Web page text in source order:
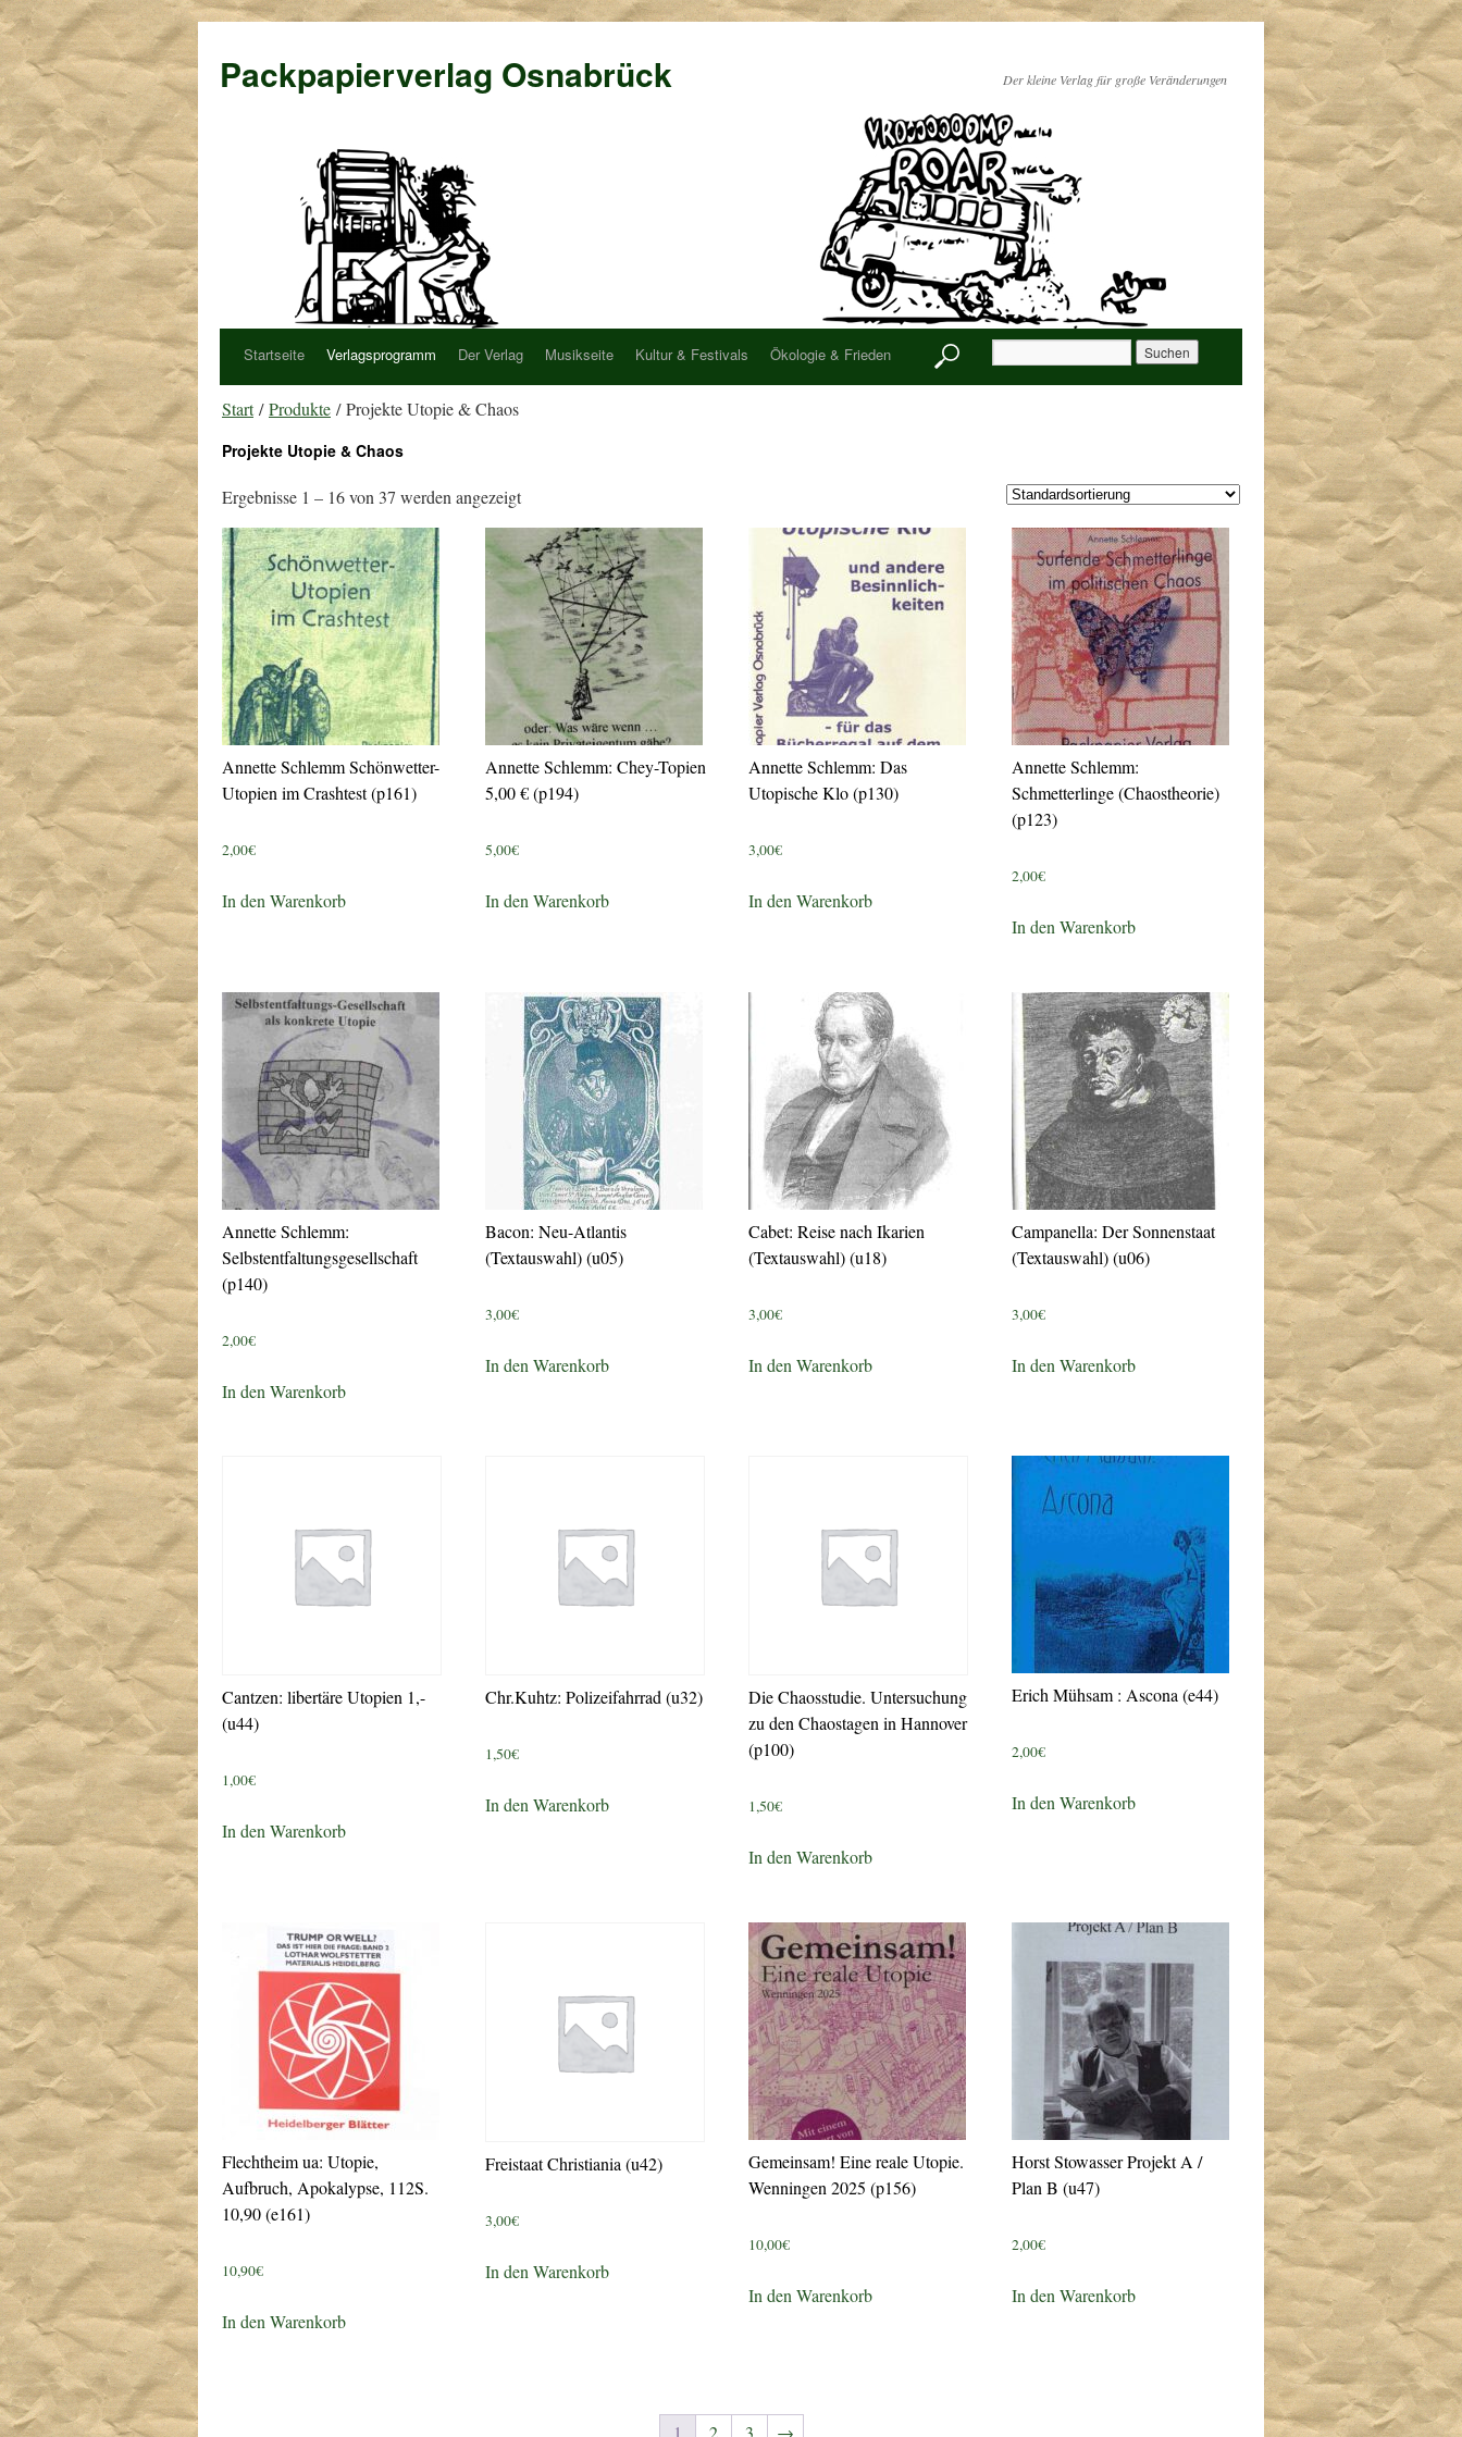
Packpapierverlag Osnabrück Der kleine Verlag für große Veränderungen
Startseite Verlagsprogramm Der Verlag Musikseite Kultur & Festivals Ökologie & Frieden
Start/Produkte / Projekte Utopie & Chaos
Projekte Utopie & Chaos
Ergebnisse 1 – 16 von 37 werden angezeigt
Annette Schlemm Schönwetter-
Utopien im Crashtest (p161)
2,00€
In den Warenkorb
Annette Schlemm: Chey-Topien
5,00 € (p194)
5,00€
In den Warenkorb
Annette Schlemm: Das
Utopische Klo (p130)
3,00€
In den Warenkorb
Annette Schlemm:
Schmetterlinge (Chaostheorie)
(p123)
2,00€
In den Warenkorb
Annette Schlemm:
Selbstentfaltungsgesellschaft
(p140)
2,00€
In den Warenkorb
Bacon: Neu-Atlantis
(Textauswahl) (u05)
3,00€
In den Warenkorb
Cabet: Reise nach Ikarien
(Textauswahl) (u18)
3,00€
In den Warenkorb
Campanella: Der Sonnenstaat
(Textauswahl) (u06)
3,00€
In den Warenkorb
Cantzen: libertäre Utopien 1,-
(u44)
1,00€
In den Warenkorb
Chr.Kuhtz: Polizeifahrrad (u32)
1,50€
In den Warenkorb
Die Chaosstudie. Untersuchung
zu den Chaostagen in Hannover
(p100)
1,50€
In den Warenkorb
Erich Mühsam : Ascona (e44)
2,00€
In den Warenkorb
Flechtheim ua: Utopie,
Aufbruch, Apokalypse, 112S.
10,90 (e161)
10,90€
In den Warenkorb
Freistaat Christiania (u42)
3,00€
In den Warenkorb
Gemeinsam! Eine reale Utopie.
Wenningen 2025 (p156)
10,00€
In den Warenkorb
Horst Stowasser Projekt A /
Plan B (u47)
2,00€
In den Warenkorb
1 2 3 →